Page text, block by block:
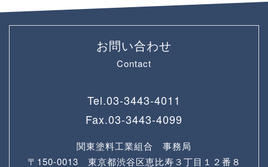
お問い合わせ
Contact
Tel.03-3443-4011
Fax.03-3443-4099
関東塗料工業組合 事務局
〒150-0013 東京都渋谷区恵比寿３丁目１２番８